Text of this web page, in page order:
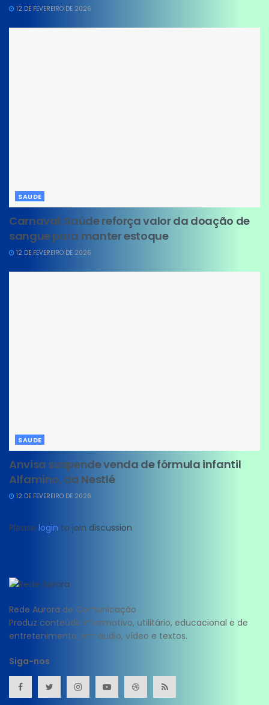
12 DE FEVEREIRO DE 2026
SAUDE
Carnaval: Saúde reforça valor da doação de
sangue para manter estoque
12 DE FEVEREIRO DE 2026
SAUDE
Anvisa suspende venda de fórmula infantil
Alfamino, da Nestlé
12 DE FEVEREIRO DE 2026
Please login to join discussion
Rede Aurora de Comunicação
Produz conteúdo informativo, utilitário, educacional e de
entretenimento; em áudio, vídeo e textos.
Siga-nos